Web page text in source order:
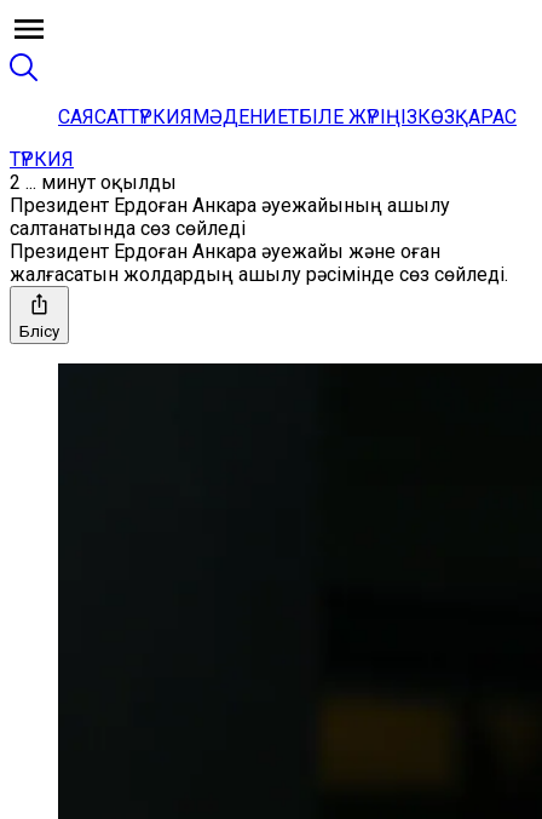
САЯСАТТҮРКИЯМӘДЕНИЕТБІЛЕ ЖҮРІҢІЗКӨЗҚАРАС
ТҮРКИЯ
2 ... минут оқылды
Президент Ердоған Анкара әуежайының ашылу
салтанатында сөз сөйледі
Президент Ердоған Анкара әуежайы және оған
жалғасатын жолдардың ашылу рәсімінде сөз сөйледі.
Бөлісу